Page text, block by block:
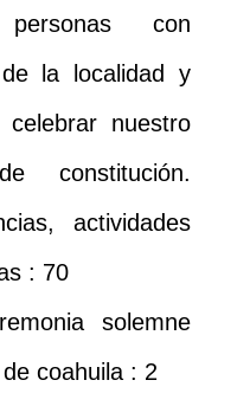
con
la localidad y
nuestro
constitución.
actividades
: 70
solemne
coahuila : 2